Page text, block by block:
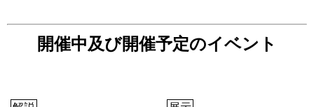
開催中及び開催予定のイベント